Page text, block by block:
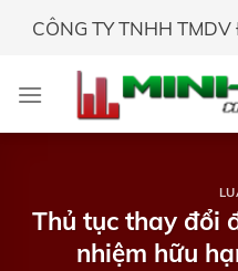
CÔNG TY TNHH
Thủ tục thay đổi
nhiệm hữu